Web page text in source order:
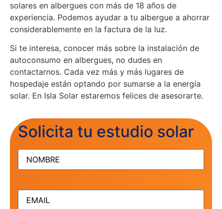
solares en albergues con más de 18 años de
experiencia. Podemos ayudar a tu albergue a ahorrar
considerablemente en la factura de la luz.
Si te interesa, conocer más sobre la instalación de
autoconsumo en albergues, no dudes en
contactarnos. Cada vez más y más lugares de
hospedaje están optando por sumarse a la energía
solar. En Isla Solar estaremos felices de asesorarte.
Solicita tu estudio solar
NOMBRE(Obligatorio)
EMAIL(Obligatorio)